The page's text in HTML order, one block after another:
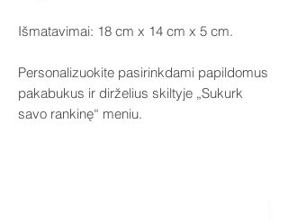
Išmatavimai: 18 cm x 14 cm x 5 cm.
Personalizuokite pasirinkdami papildomus
pakabukus ir dirželius skiltyje „Sukurk
savo rankinę“ meniu.